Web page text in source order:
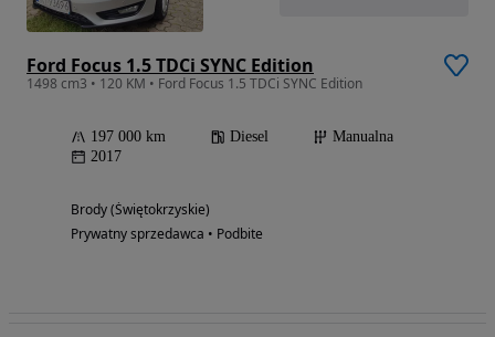
Ford Focus 1.5 TDCi SYNC Edition
1498 cm3 • 120 KM • Ford Focus 1.5 TDCi SYNC Edition
197 000 km Diesel
Manualna
2017
Brody (Świętokrzyskie)
Prywatny sprzedawca • Podbite